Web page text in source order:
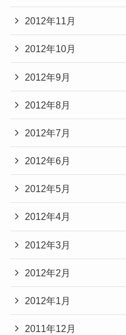
2012年11月
2012年10月
2012年9月
2012年8月
2012年7月
2012年6月
2012年5月
2012年4月
2012年3月
2012年2月
2012年1月
2011年12月